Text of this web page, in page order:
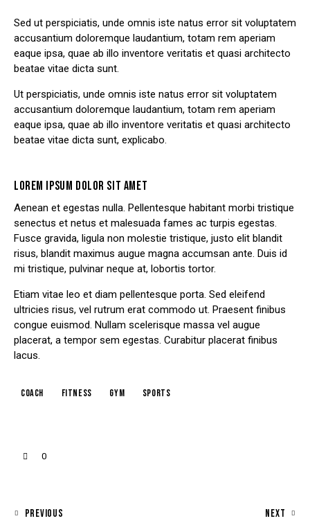
Sed ut perspiciatis, unde omnis iste natus error sit voluptatem
accusantium doloremque laudantium, totam rem aperiam
eaque ipsa, quae ab illo inventore veritatis et quasi architecto
beatae vitae dicta sunt.
Ut perspiciatis, unde omnis iste natus error sit voluptatem
accusantium doloremque laudantium, totam rem aperiam
eaque ipsa, quae ab illo inventore veritatis et quasi architecto
beatae vitae dicta sunt, explicabo.
LOREM IPSUM DOLOR SIT AMET
Aenean et egestas nulla. Pellentesque habitant morbi tristique
senectus et netus et malesuada fames ac turpis egestas.
Fusce gravida, ligula non molestie tristique, justo elit blandit
risus, blandit maximus augue magna accumsan ante. Duis id
mi tristique, pulvinar neque at, lobortis tortor.
Etiam vitae leo et diam pellentesque porta. Sed eleifend
ultricies risus, vel rutrum erat commodo ut. Praesent finibus
congue euismod. Nullam scelerisque massa vel augue
placerat, a tempor sem egestas. Curabitur placerat finibus
lacus.
coach fitness gym sports
0
PREVIOUS NEXT